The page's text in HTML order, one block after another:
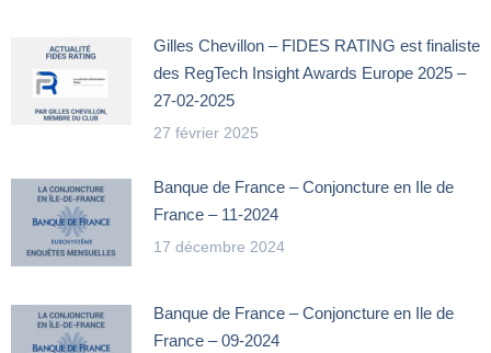
Gilles Chevillon – FIDES RATING est finaliste
des RegTech Insight Awards Europe 2025 –
27-02-2025
27 février 2025
Banque de France – Conjoncture en Ile de
France – 11-2024
17 décembre 2024
Banque de France – Conjoncture en Ile de
France – 09-2024